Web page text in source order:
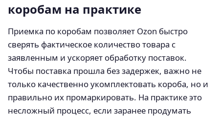
коробам на практике
Приемка по коробам позволяет Ozon быстро
сверять фактическое количество товара с
заявленным и ускоряет обработку поставок.
Чтобы поставка прошла без задержек, важно не
только качественно укомплектовать короба, но и
правильно их промаркировать. На практике это
несложный процесс, если заранее продумать